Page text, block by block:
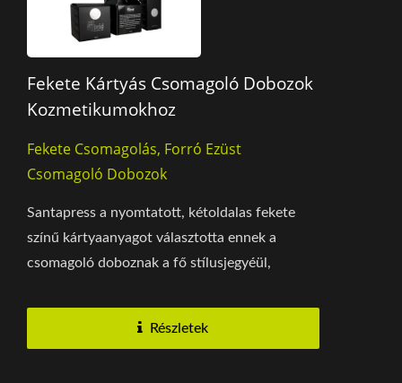
Fekete Kártyás Csomagoló Dobozok
Kozmetikumokhoz
Fekete Csomagolás, Forró Ezüst
Csomagoló Dobozok
Santapress a nyomtatott, kétoldalas fekete
színű kártyaanyagot választotta ennek a
csomagoló doboznak a fő stílusjegyéül,
Részletek